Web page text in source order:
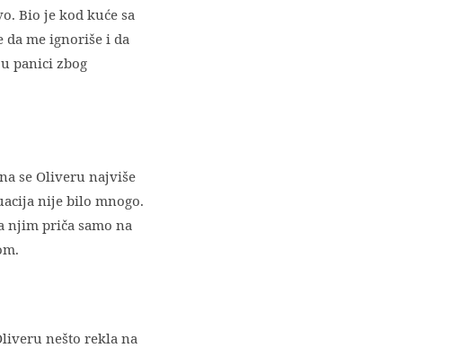
Bio je kod kuće sa
da me ignoriše i da
panici zbog
se Oliveru najviše
nije bilo mnogo.
njim priča samo na
nešto rekla na